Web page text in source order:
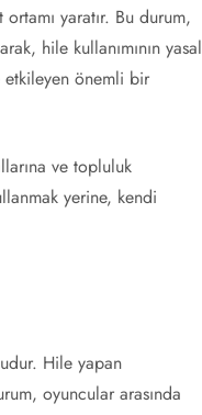
yaratır. Bu durum,
hile kullanımının yasal
etkileyen önemli bir
ve topluluk
yerine, kendi
Hile yapan
oyuncular arasında